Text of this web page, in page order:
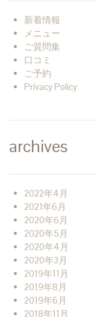
新着情報
メニュー
ご質問集
口コミ
ご予約
Privacy Policy
archives
2022年4月
2021年6月
2020年6月
2020年5月
2020年4月
2020年3月
2019年11月
2019年8月
2019年6月
2018年11月